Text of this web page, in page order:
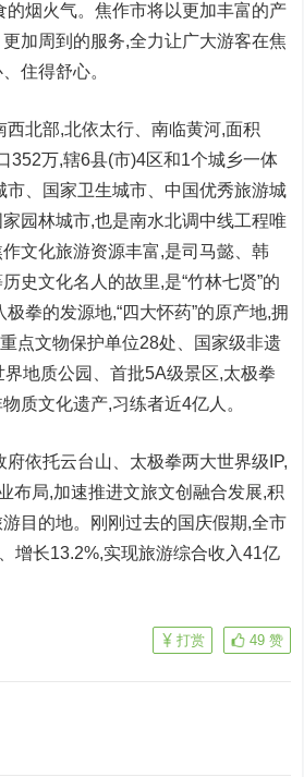
的烟火气。焦作市将以更加丰富的产
加周到的服务,全力让广大游客在焦
住得舒心。
西北部,北依太行、南临黄河,面积
352万,辖6县(市)4区和1个城乡一体
、
国家卫生城市、 中国优秀旅游城
家园林城市,也是南水北调中线工程唯
文化旅游资源丰富,是司马懿、韩
史文化名人的故里,是“竹林七贤”的
拳的发源地,“四大怀药”的原产地,拥
重点文物保护单位28处、 国家级非遗
界地质公园、首批5A级景区,太极拳
质文化遗产,习练者近4亿人。
府依托云台山、太极拳两大世界级IP,
布局,加速推进文旅文创融合发展,积
目的地。刚刚过去的国庆假期,全市
增长13.2%,实现旅游综合收入41亿
49 赞
打赏